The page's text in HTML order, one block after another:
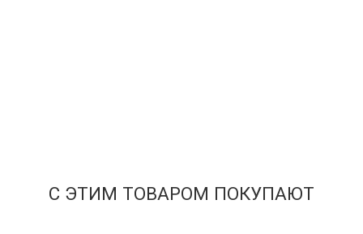
С ЭТИМ ТОВАРОМ ПОКУПАЮТ